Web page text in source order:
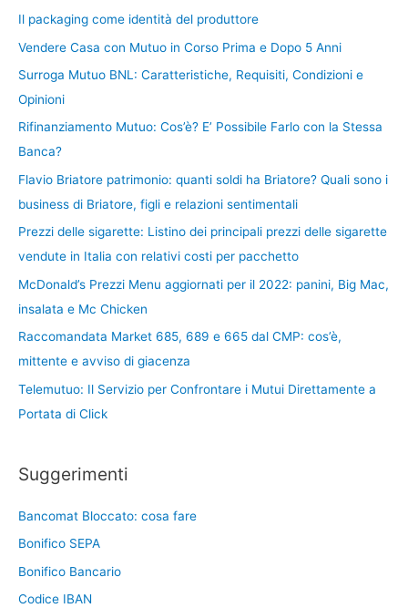
Il packaging come identità del produttore
Vendere Casa con Mutuo in Corso Prima e Dopo 5 Anni
Surroga Mutuo BNL: Caratteristiche, Requisiti, Condizioni e
Opinioni
Rifinanziamento Mutuo: Cos’è? E’ Possibile Farlo con la Stessa
Banca?
Flavio Briatore patrimonio: quanti soldi ha Briatore? Quali sono i
business di Briatore, figli e relazioni sentimentali
Prezzi delle sigarette: Listino dei principali prezzi delle sigarette
vendute in Italia con relativi costi per pacchetto
McDonald’s Prezzi Menu aggiornati per il 2022: panini, Big Mac,
insalata e Mc Chicken
Raccomandata Market 685, 689 e 665 dal CMP: cos’è,
mittente e avviso di giacenza
Telemutuo: Il Servizio per Confrontare i Mutui Direttamente a
Portata di Click
Suggerimenti
Bancomat Bloccato: cosa fare
Bonifico SEPA
Bonifico Bancario
Codice IBAN